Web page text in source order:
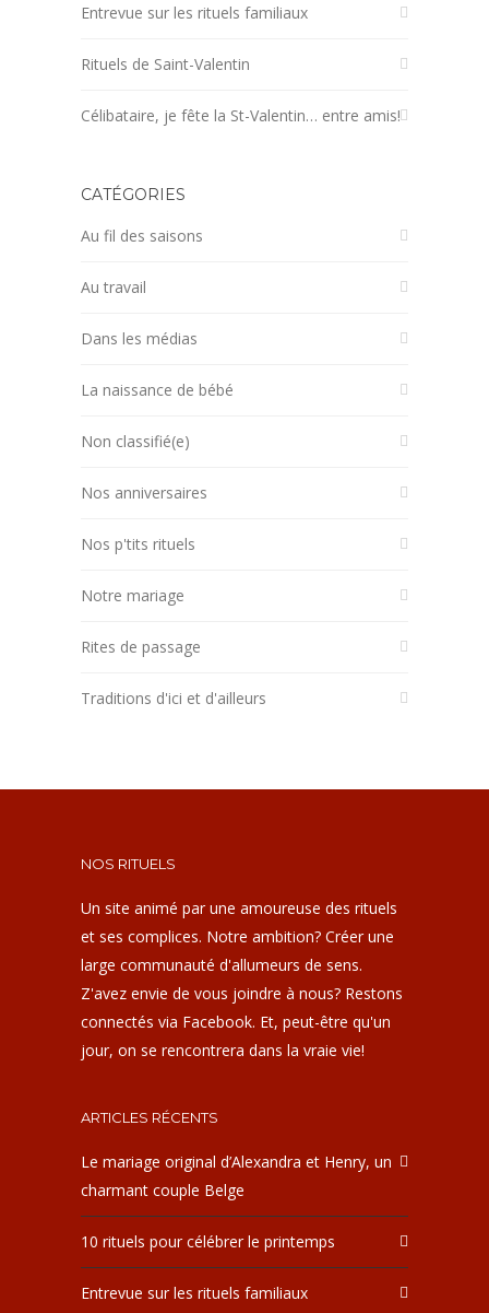
Entrevue sur les rituels familiaux
Rituels de Saint-Valentin
Célibataire, je fête la St-Valentin… entre amis!
CATÉGORIES
Au fil des saisons
Au travail
Dans les médias
La naissance de bébé
Non classifié(e)
Nos anniversaires
Nos p'tits rituels
Notre mariage
Rites de passage
Traditions d'ici et d'ailleurs
NOS RITUELS
Un site animé par une amoureuse des rituels
et ses complices. Notre ambition? Créer une
large communauté d'allumeurs de sens.
Z'avez envie de vous joindre à nous? Restons
connectés via Facebook. Et, peut-être qu'un
jour, on se rencontrera dans la vraie vie!
ARTICLES RÉCENTS
Le mariage original d’Alexandra et Henry, un
charmant couple Belge
10 rituels pour célébrer le printemps
Entrevue sur les rituels familiaux